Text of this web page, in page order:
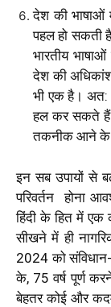
देश की भाषाओं
पहल हो सकती
भारतीय
देश की
भी एक है। अत:
हल कर सकते
तकनीक आने के
इन सब उपायों से
परिवर्तन होना
हिंदी के हित में एक
सीखने में ही
2024 को संविधान-
के, 75 वर्ष पूर्ण करने
बेहतर कोई और